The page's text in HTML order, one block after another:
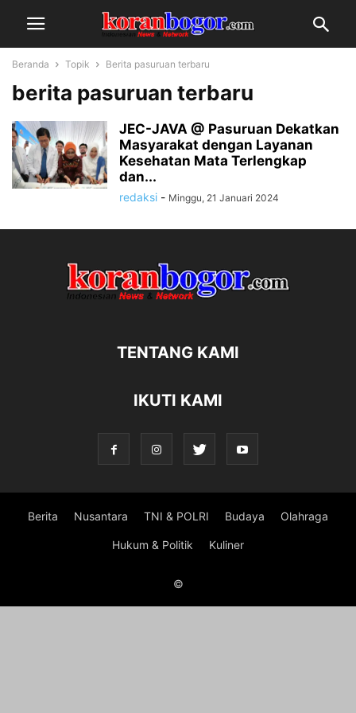
Beranda Topik Berita pasuruan terbaru
berita pasuruan terbaru
JEC-JAVA @ Pasuruan Dekatkan
Masyarakat dengan Layanan
Kesehatan Mata Terlengkap
dan...
redaksi - Minggu, 21 Januari 2024
TENTANG KAMI
IKUTI KAMI
Berita Nusantara TNI & POLRI Budaya Olahraga
Hukum & Politik Kuliner
©